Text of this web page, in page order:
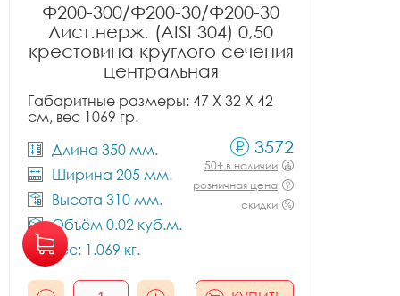
Ф200-300/Ф200-30/Ф200-30
Лист.нерж. (AISI 304) 0,50
крестовина круглого сечения
центральная
Габаритные размеры: 47 X 32 X 42
см, вес 1069 гр.
Длина 350 мм.
Ширина 205 мм.
Высота 310 мм.
Объём 0.02 куб.м.
Вес: 1.069 кг.
3572
50+ в наличии
розничная цена
скидки